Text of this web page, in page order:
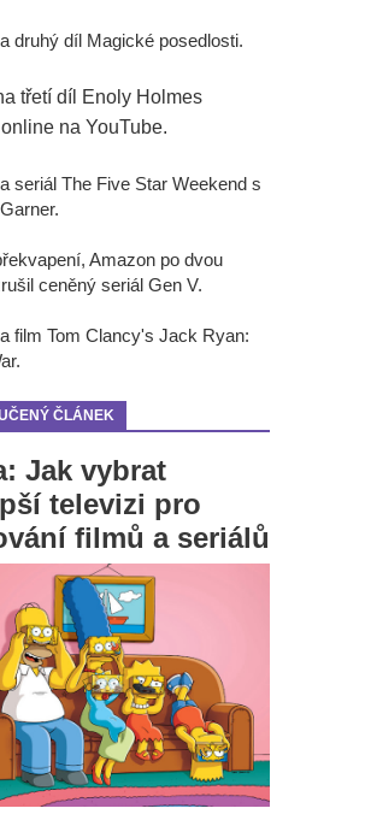
druhý díl Magické posedlosti.
třetí díl Enoly Holmes
na YouTube.
seriál The Five Star Weekend s
Amazon po dvou
ceněný seriál Gen V.
film Tom Clancy's Jack Ryan:
ČLÁNEK
Jak vybrat
televizi pro
filmů a seriálů